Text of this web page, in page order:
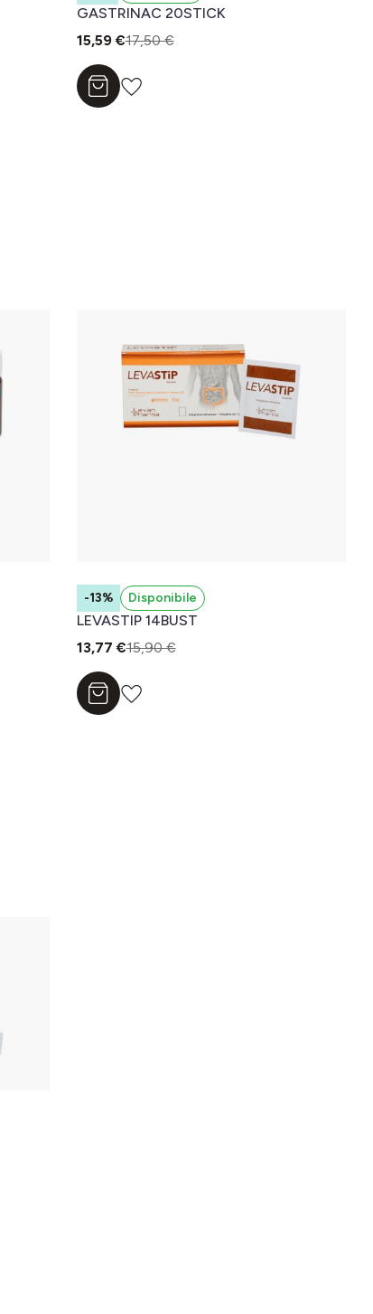
GASTRINAC 20STICK
15,59 €17,50 €
Aggiungi al carrello
-13% Disponibile
LEVASTIP 14BUST
13,77 €15,90 €
Aggiungi al carrello